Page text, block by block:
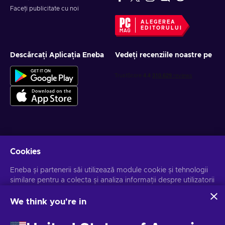
Faceți publicitate cu noi
ALEGEREA
EDITORULUI
Descărcați Aplicația Eneba Vedeți recenziile noastre pe
Te poți dezabona la orice moment. ViziteazăNotificarea de
Cookies
Eneba și partenerii săi utilizează module cookie și tehnologii
similare pentru a colecta și analiza informații despre utilizatorii
conținutul, publicitatea și alte servicii de pe site. Datele dvs.
Făcând clic pe "Accept all", sunteți de acord cu utilizarea
We think you're in